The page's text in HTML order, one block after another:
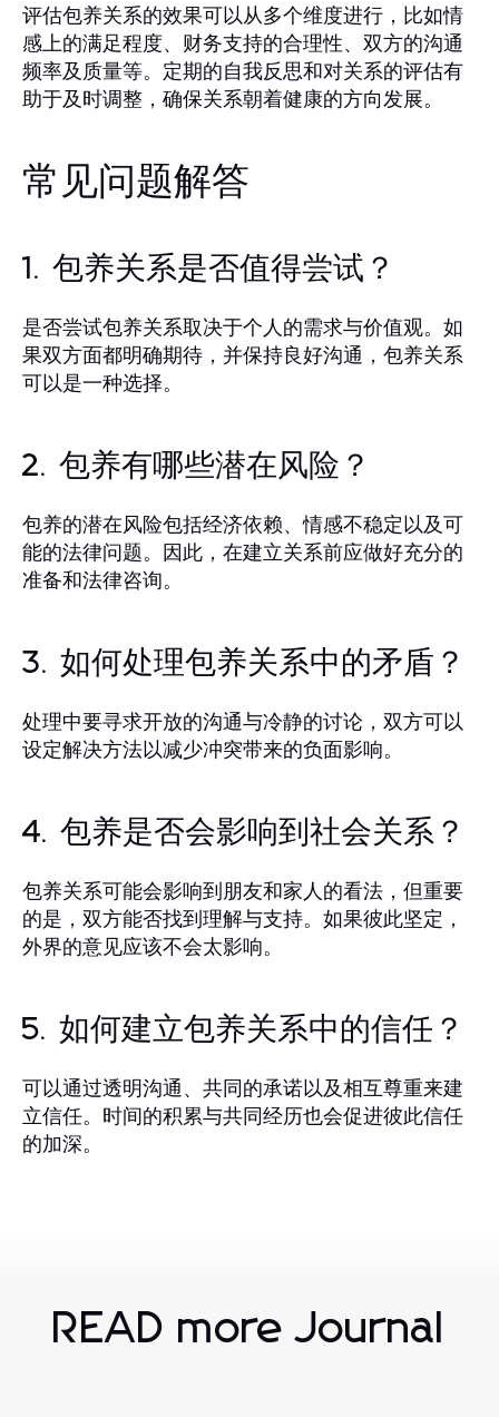
评估包养关系的效果可以从多个维度进行，比如情
感上的满足程度、财务支持的合理性、双方的沟通
频率及质量等。定期的自我反思和对关系的评估有
助于及时调整，确保关系朝着健康的方向发展。
常见问题解答
1. 包养关系是否值得尝试？
是否尝试包养关系取决于个人的需求与价值观。如
果双方面都明确期待，并保持良好沟通，包养关系
可以是一种选择。
2. 包养有哪些潜在风险？
包养的潜在风险包括经济依赖、情感不稳定以及可
能的法律问题。因此，在建立关系前应做好充分的
准备和法律咨询。
3. 如何处理包养关系中的矛盾？
处理中要寻求开放的沟通与冷静的讨论，双方可以
设定解决方法以减少冲突带来的负面影响。
4. 包养是否会影响到社会关系？
包养关系可能会影响到朋友和家人的看法，但重要
的是，双方能否找到理解与支持。如果彼此坚定，
外界的意见应该不会太影响。
5. 如何建立包养关系中的信任？
可以通过透明沟通、共同的承诺以及相互尊重来建
立信任。时间的积累与共同经历也会促进彼此信任
的加深。
READ more Journal